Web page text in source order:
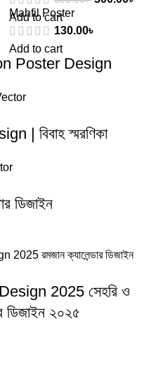
Add to cart
Mahfil Poster
130.00৳
Add to cart
Poster Design
| বিবাহ স্মরণিকা
ডিজাইন
2025 সেহরি ও
ডিজাইন ২০২৫